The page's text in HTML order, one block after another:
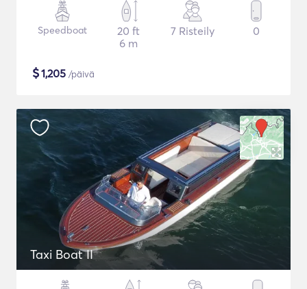
Speedboat
20 ft
6 m
7 Risteily 0
$1,205 /päivä
Taxi Boat II